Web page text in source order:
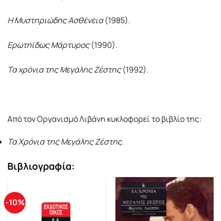
Η Μυστηριώδης Ασθένεια(1985).
Ερωτηίδως Μάρτυρος(1990).
Τα χρόνια της Μεγάλης Ζέστης(1992).
Από τον Οργανισμό Λιβάνη κυκλοφορεί το βιβλίο της:
Τα Χρόνια της Μεγάλης Ζέστης.
Βιβλιογραφία:
-10%